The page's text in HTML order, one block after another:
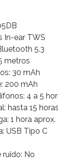
In-ear TWS
5.3
metros
30 mAh
200 mAh
4 a 5
hasta 15
1 hora aprox.
USB Tipo C
ruido: No